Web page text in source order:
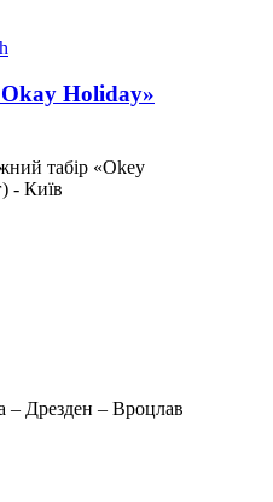
Holiday»
табір «Okey
- Київ
– Дрезден – Вроцлав